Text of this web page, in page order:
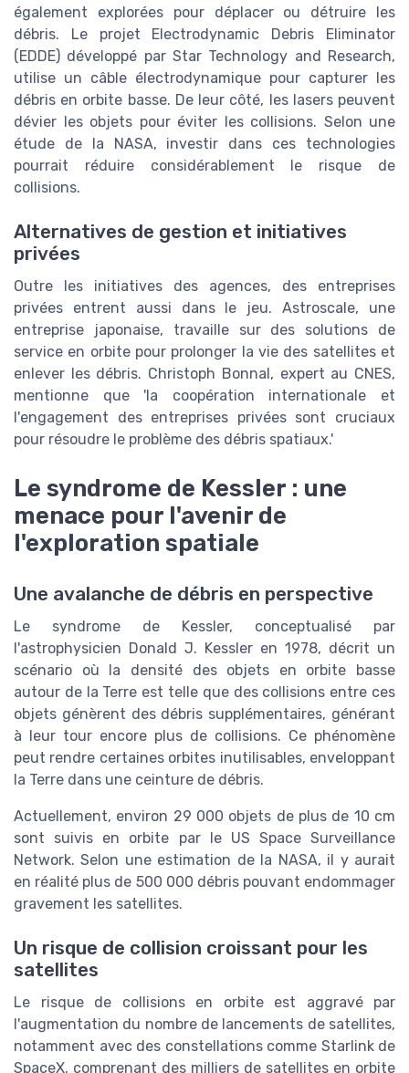
également explorées pour déplacer ou détruire les
débris. Le projet Electrodynamic Debris Eliminator
(EDDE) développé par Star Technology and Research,
utilise un câble électrodynamique pour capturer les
débris en orbite basse. De leur côté, les lasers peuvent
dévier les objets pour éviter les collisions. Selon une
étude de la NASA, investir dans ces technologies
pourrait réduire considérablement le risque de
collisions.
Alternatives de gestion et initiatives
privées
Outre les initiatives des agences, des entreprises
privées entrent aussi dans le jeu. Astroscale, une
entreprise japonaise, travaille sur des solutions de
service en orbite pour prolonger la vie des satellites et
enlever les débris. Christoph Bonnal, expert au CNES,
mentionne que 'la coopération internationale et
l'engagement des entreprises privées sont cruciaux
pour résoudre le problème des débris spatiaux.'
Le syndrome de Kessler : une
menace pour l'avenir de
l'exploration spatiale
Une avalanche de débris en perspective
Le syndrome de Kessler, conceptualisé par
l'astrophysicien Donald J. Kessler en 1978, décrit un
scénario où la densité des objets en orbite basse
autour de la Terre est telle que des collisions entre ces
objets génèrent des débris supplémentaires, générant
à leur tour encore plus de collisions. Ce phénomène
peut rendre certaines orbites inutilisables, enveloppant
la Terre dans une ceinture de débris.
Actuellement, environ 29 000 objets de plus de 10 cm
sont suivis en orbite par le US Space Surveillance
Network. Selon une estimation de la NASA, il y aurait
en réalité plus de 500 000 débris pouvant endommager
gravement les satellites.
Un risque de collision croissant pour les
satellites
Le risque de collisions en orbite est aggravé par
l'augmentation du nombre de lancements de satellites,
notamment avec des constellations comme Starlink de
SpaceX, comprenant des milliers de satellites en orbite